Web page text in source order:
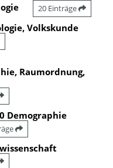
20 Einträge
Volkskunde
Raumordnung,
Demographie